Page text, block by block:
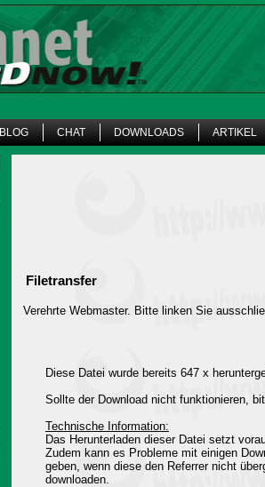
BLOG CHAT DOWNLOADS ARTIKEL
Filetransfer
Verehrte Webmaster. Bitte linken Sie
Diese Datei wurde bereits 647 x
Sollte der Download nicht funktionieren,
Technische Information:
Das Herunterladen dieser Datei setzt
Zudem kann es Probleme mit einigen
geben, wenn diese den Referrer nicht
downloaden.